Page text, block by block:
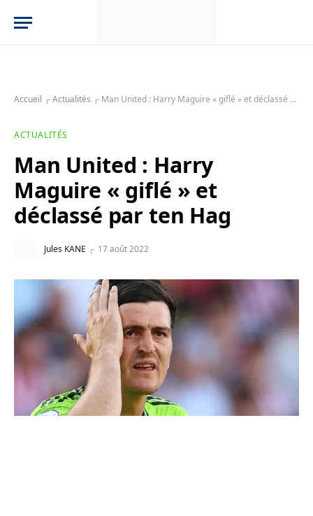
Accueil ┌Actualités ┌ Man United : Harry Maguire « giflé » et déclassé par ten Hag
ACTUALITÉS
Man United : Harry
Maguire « giflé » et
déclassé par ten Hag
Jules KANE 17 août 2022